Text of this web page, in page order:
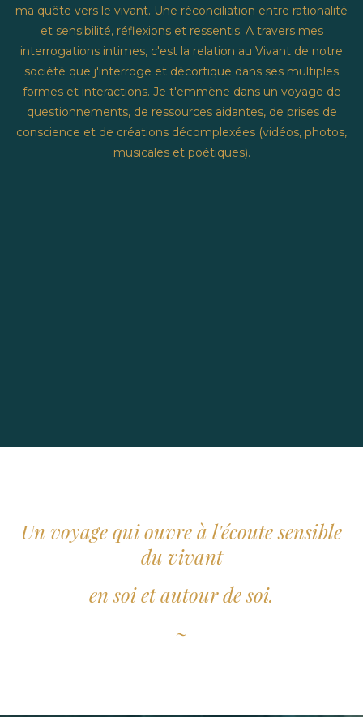
ma quête vers le vivant. Une réconciliation entre rationalité
et sensibilité, réflexions et ressentis. A travers mes
interrogations intimes, c'est la relation au Vivant de notre
société que j'interroge et décortique dans ses multiples
formes et interactions. Je t'emmène dans un voyage de
questionnements, de ressources aidantes, de prises de
conscience et de créations décomplexées (vidéos, photos,
musicales et poétiques).
Un voyage qui ouvre à l'écoute sensible
du vivant
en soi et autour de soi.
~